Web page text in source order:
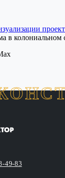
Оставить
в колониальном
49-83